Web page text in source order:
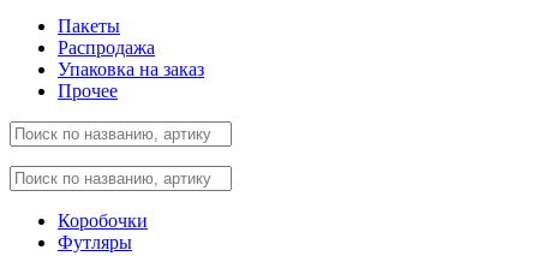
Пакеты
Распродажа
Упаковка на заказ
Прочее
Коробочки
Футляры